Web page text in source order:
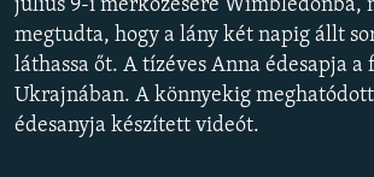
Valamennyi RFE/RL weboldal 1080p
július 9-i mérkőzésére Wimbledonba,
megtudta, hogy a lány két napig állt
láthassa őt. A tízéves Anna édesapja
Ukrajnában. A könnyekig
édesanyja készített videót.